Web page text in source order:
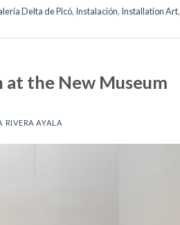
Delta de Picó, Instalación, Installation Art,
at the New Museum
RIVERA AYALA